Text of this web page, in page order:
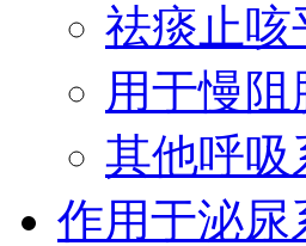
祛痰止咳
用于慢
其他呼吸
作用于泌尿